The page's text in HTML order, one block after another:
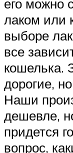
его можно
лаком или
выборе
все
кошелька.
дорогие,
Наши
дешевле,
придется
вопрос,